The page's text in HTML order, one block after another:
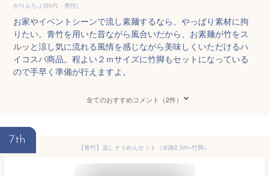
かりんちょ(50代・男性)
お家やイベントシーンで流し素麺するなら、やっぱり素材に拘
りたい。青竹を用いた昔ながら風合いだから、お素麺が竹をス
ルッと涼し気に流れる風情を感じながら美味しくいただけるハ
イコスパ商品。程よい２ｍサイズに竹脚もセットになっている
ので手早く準備が行えますよ。
全てのおすすめコメント（2件）
7th
【青竹】流しそうめんセット（水路2.5m+竹脚）